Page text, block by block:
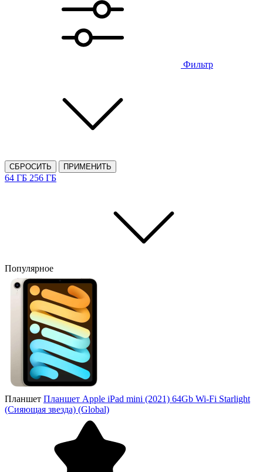
Фильтр
СБРОСИТЬ ПРИМЕНИТЬ
64 ГБ 256 ГБ
Популярное
Планшет Планшет Apple iPad mini (2021) 64Gb Wi-Fi Starlight
(Сияющая звезда) (Global)